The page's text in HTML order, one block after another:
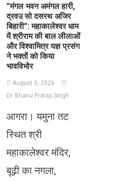
​”मंगल भवन अमंगल हारी,
द्रवउ सो दसरथ अजिर
बिहारी”: महाकालेश्वर धाम
में श्रीराम की बाल लीलाओं
और विश्वामित्र यज्ञ प्रसंग
ने भक्तों को किया
भावविभोर
August 5, 2026
Dr. Bhanu Pratap Singh
आगरा। यमुना तट
स्थित श्री
महाकालेश्वर मंदिर,
बूढ़ी का नगला,